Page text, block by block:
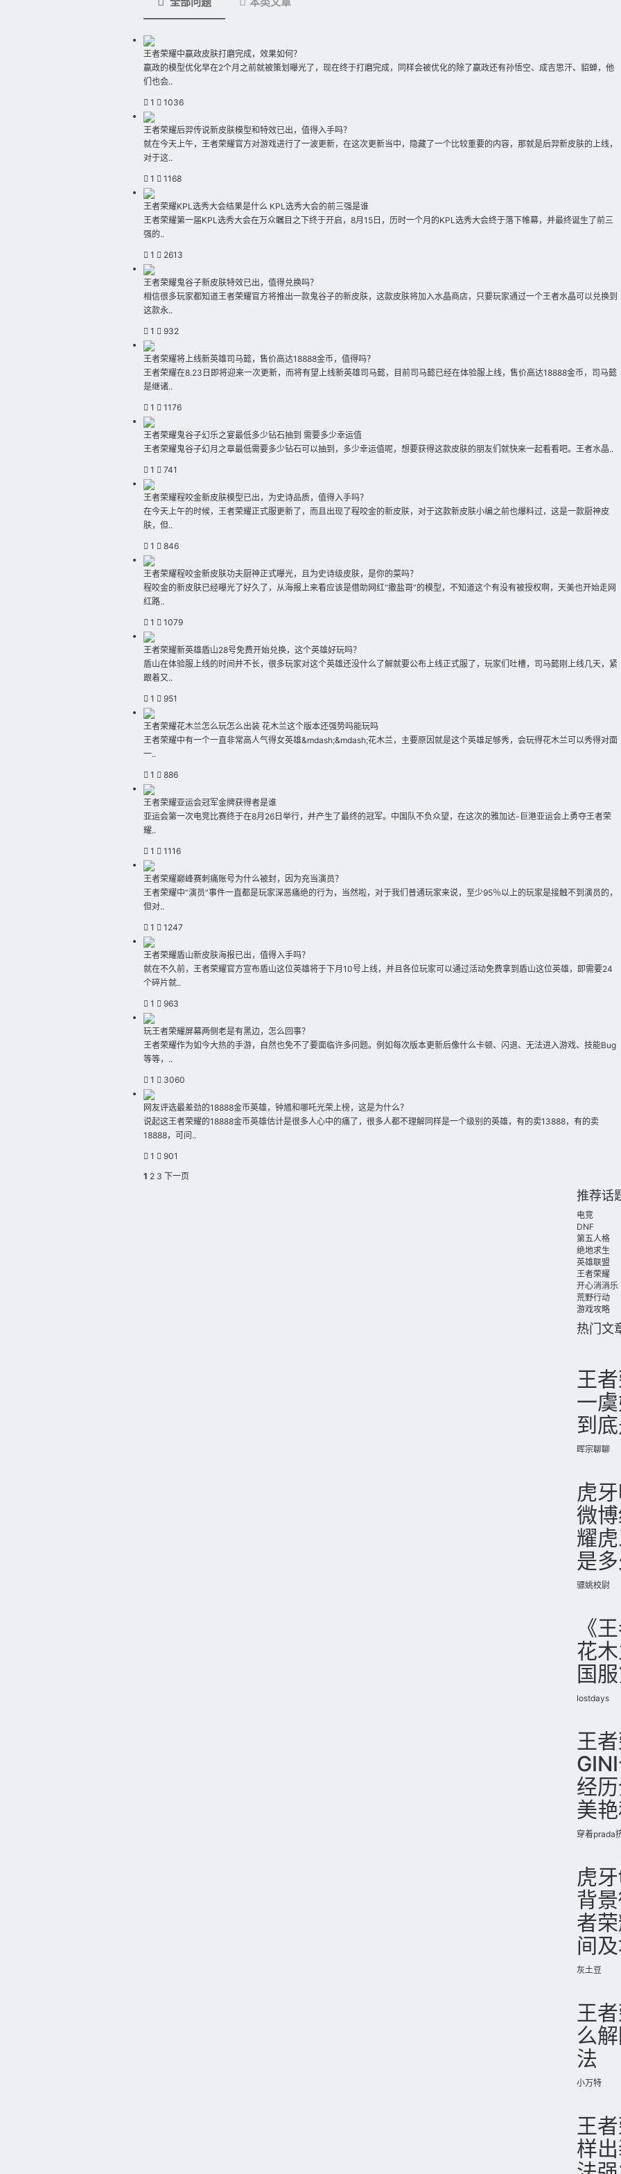
王者荣耀中嬴政皮肤打磨完成，效果如何？
嬴政的模型优化早在2个月之前就被策划曝光了，现在终于打磨完成，同样会被优化的除了嬴政还有孙悟空、成吉思汗、貂蝉，他
们也会..
1
1036
王者荣耀后羿传说新皮肤模型和特效已出，值得入手吗？
就在今天上午，王者荣耀官方对游戏进行了一波更新，在这次更新当中，隐藏了一个比较重要的内容，那就是后羿新皮肤的上线，
对于这..
1
1168
王者荣耀KPL选秀大会结果是什么 KPL选秀大会的前三强是谁
王者荣耀第一届KPL选秀大会在万众瞩目之下终于开启，8月15日，历时一个月的KPL选秀大会终于落下帷幕，并最终诞生了前三
强的..
1
2613
王者荣耀鬼谷子新皮肤特效已出，值得兑换吗？
相信很多玩家都知道王者荣耀官方将推出一款鬼谷子的新皮肤，这款皮肤将加入水晶商店，只要玩家通过一个王者水晶可以兑换到
这款永..
1
932
王者荣耀将上线新英雄司马懿，售价高达18888金币，值得吗？
王者荣耀在8.23日即将迎来一次更新，而将有望上线新英雄司马懿，目前司马懿已经在体验服上线，售价高达18888金币，司马懿
是继诸..
1
1176
王者荣耀鬼谷子幻乐之宴最低多少钻石抽到 需要多少幸运值
王者荣耀鬼谷子幻月之章最低需要多少钻石可以抽到，多少幸运值呢，想要获得这款皮肤的朋友们就快来一起看看吧。王者水晶..
1
741
王者荣耀程咬金新皮肤模型已出，为史诗品质，值得入手吗？
在今天上午的时候，王者荣耀正式服更新了，而且出现了程咬金的新皮肤，对于这款新皮肤小编之前也爆料过，这是一款厨神皮
肤，但..
1
846
王者荣耀程咬金新皮肤功夫厨神正式曝光，且为史诗级皮肤，是你的菜吗？
程咬金的新皮肤已经曝光了好久了，从海报上来看应该是借助网红“撒盐哥”的模型，不知道这个有没有被授权啊，天美也开始走网
红路..
1
1079
王者荣耀新英雄盾山28号免费开始兑换，这个英雄好玩吗？
盾山在体验服上线的时间并不长，很多玩家对这个英雄还没什么了解就要公布上线正式服了，玩家们吐槽，司马懿刚上线几天，紧
跟着又..
1
951
王者荣耀花木兰怎么玩怎么出装 花木兰这个版本还强势吗能玩吗
王者荣耀中有一个一直非常高人气得女英雄&mdash;&mdash;花木兰，主要原因就是这个英雄足够秀，会玩得花木兰可以秀得对面
一..
1
886
王者荣耀亚运会冠军金牌获得者是谁
亚运会第一次电竞比赛终于在8月26日举行，并产生了最终的冠军。中国队不负众望，在这次的雅加达-巨港亚运会上勇夺王者荣
耀..
1
1116
王者荣耀巅峰赛刺痛账号为什么被封，因为充当演员？
王者荣耀中“演员”事件一直都是玩家深恶痛绝的行为，当然啦，对于我们普通玩家来说，至少95％以上的玩家是接触不到演员的，
但对..
1
1247
王者荣耀盾山新皮肤海报已出，值得入手吗？
就在不久前，王者荣耀官方宣布盾山这位英雄将于下月10号上线，并且各位玩家可以通过活动免费拿到盾山这位英雄，即需要24
个碎片就..
1
963
玩王者荣耀屏幕两侧老是有黑边，怎么回事？
王者荣耀作为如今大热的手游，自然也免不了要面临许多问题。例如每次版本更新后像什么卡顿、闪退、无法进入游戏、技能Bug
等等，..
1
3060
网友评选最差劲的18888金币英雄，钟馗和哪吒光荣上榜，这是为什么？
说起这王者荣耀的18888金币英雄估计是很多人心中的痛了，很多人都不理解同样是一个级别的英雄，有的卖13888，有的卖
18888，可问..
1
901
1 2 3 下一页
推荐话
电竞
DNF
第五人格
绝地求生
英雄联盟
王者荣耀
开心消消乐
荒野行动
游戏攻略
热门文
王
一
到
晖宗聊聊
虎
微
耀
是
骠姚校尉
《
花
国
lostdays
王
经
美
穿着prada
虎
背
者
间
灰土豆
王
么
法
小万特
王
样